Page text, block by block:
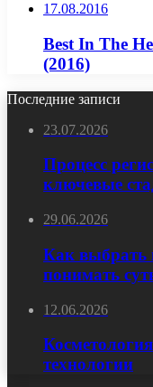
17.08.2016
Best In The
(2016)
Последние записи
23.07.2026
Процесс
ключевые
29.06.2026
Как выбрать
понимать
12.06.2026
технологии